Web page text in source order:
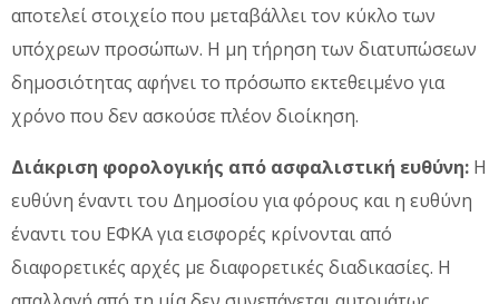
αποτελεί στοιχείο που μεταβάλλει τον κύκλο των
υπόχρεων προσώπων. Η μη τήρηση των διατυπώσεων
δημοσιότητας αφήνει το πρόσωπο εκτεθειμένο για
χρόνο που δεν ασκούσε πλέον διοίκηση.
Διάκριση φορολογικής από ασφαλιστική ευθύνη: Η
ευθύνη έναντι του Δημοσίου για φόρους και η ευθύνη
έναντι του ΕΦΚΑ για εισφορές κρίνονται από
διαφορετικές αρχές με διαφορετικές διαδικασίες. Η